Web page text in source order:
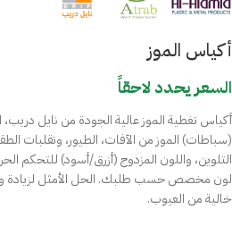
أكياس الموز
السعر يحدد لاحقاً
أكياس تغطية الموز عالية الجودة من نايل
(سباطات) الموز من الآفات، الطيور، وتقلبات
التلوين، واللون المزدوج (أزرق/أسود) للتحكم
لون مخصص حسب طلبك. الحل الأمثل لزيادة
خالية من العيوب.